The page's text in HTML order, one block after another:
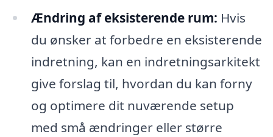
Ændring af eksisterende rum: Hvis
du ønsker at forbedre en eksisterende
indretning, kan en indretningsarkitekt
give forslag til, hvordan du kan forny
og optimere dit nuværende setup
med små ændringer eller større